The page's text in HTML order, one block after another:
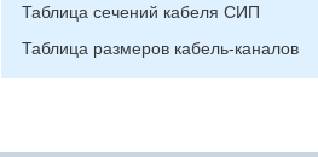
Таблица сечений кабеля СИП
Таблица размеров кабель-каналов